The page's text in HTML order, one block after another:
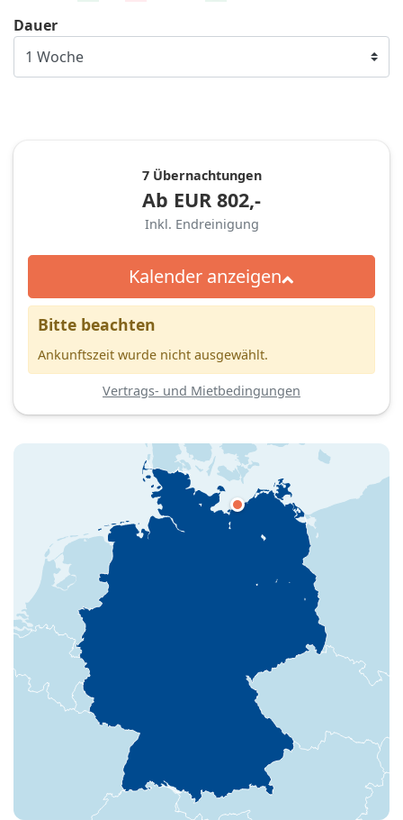
Dauer
7 Übernachtungen
Ab EUR 802,-
Inkl. Endreinigung
Kalender anzeigen
Bitte beachten
Ankunftszeit wurde nicht ausgewählt.
Vertrags- und Mietbedingungen